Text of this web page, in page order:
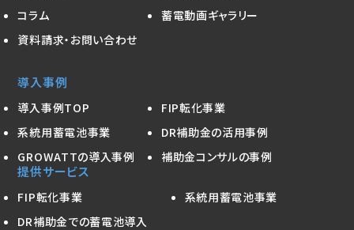
コラム
蓄電動画ギャラリー
資料請求・お問い合わせ
導入事例
導入事例TOP
FIP転化事業
系統用蓄電池事業
DR補助金の活用事例
GROWATTの導入事例
補助金コンサルの事例
提供サービス
FIP転化事業
系統用蓄電池事業
DR補助金での蓄電池導入